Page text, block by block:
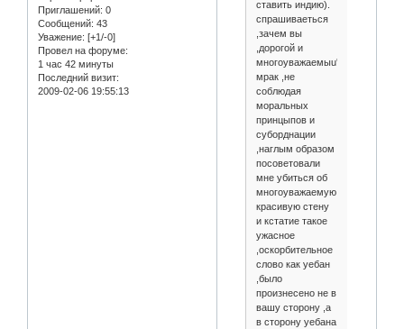
Приглашений: 0
Сообщений: 43
Уважение: [+1/-0]
Провел на форуме:
1 час 42 минуты
Последний визит:
2009-02-06 19:55:13
ставить индию).
спрашиваеться
,зачем вы
,дорогой и
многоуважаемыu'
мрак ,не
соблюдая
моральных
принцыпов и
суборднации
,наглым образом
посоветовали
мне убиться об
многоуважаемую
красивую стену
и кстатие такое
ужасное
,оскорбительное
слово как уебан
,было
произнесено не в
вашу сторону ,а
в сторону уебана